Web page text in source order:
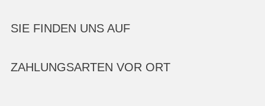
SIE FINDEN UNS AUF
ZAHLUNGSARTEN VOR ORT